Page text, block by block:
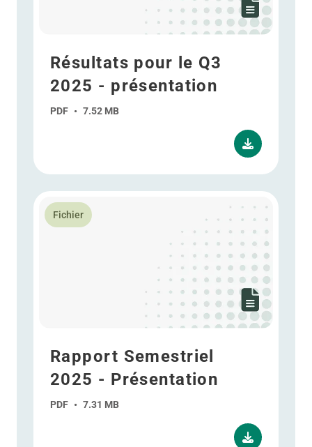
Résultats pour le Q3
2025 - présentation
PDF • 7.52 MB
Fichier
Rapport Semestriel
2025 - Présentation
PDF • 7.31 MB
En savoir plus Rapport Semestriel 2025 -